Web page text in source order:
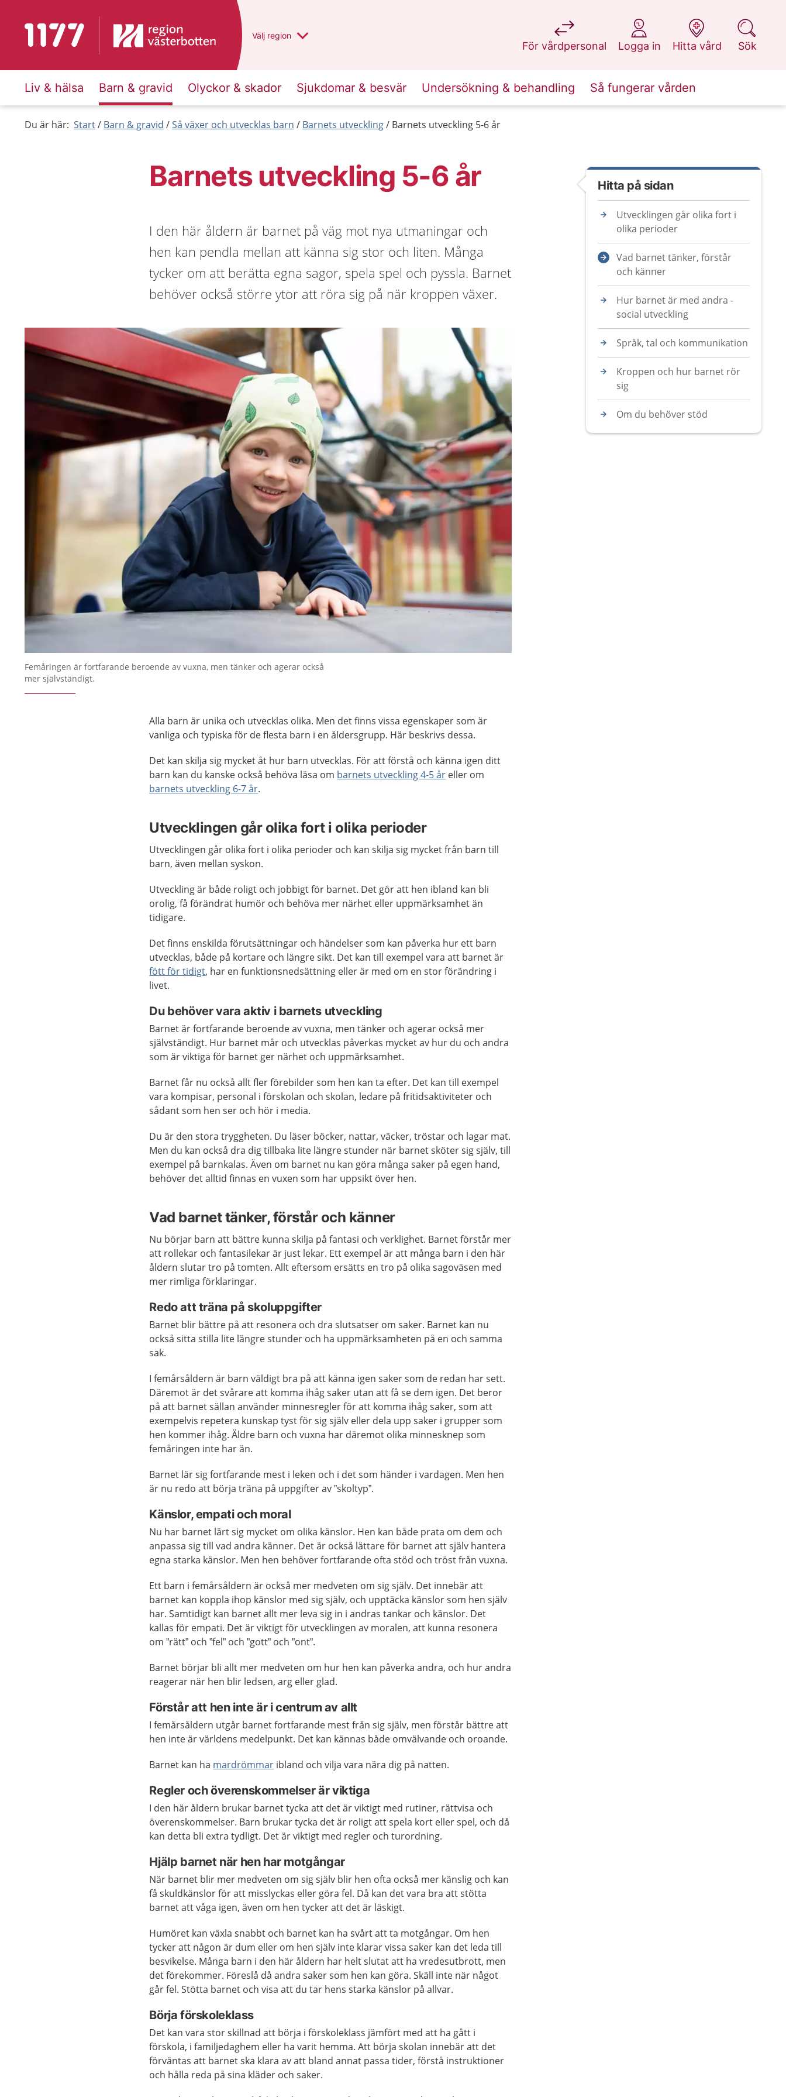
Till startsidan för 1177 Du har valt region
Välj en annan
region
För vårdpersonal
på 1177.se
Logga in
på 1177.se
Hitta vård
på 1177.se
Sök
på 1177.se
Liv & hälsa Barn & gravid Olyckor & skador Sjukdomar & besvär Undersökning & behandling Så fungerar vården
Du är här: Start Barn & gravid Så växer och utvecklas barn Barnets utveckling Barnets utveckling 5-6 år
Barnets utveckling 5-6 år
I den här åldern är barnet på väg mot nya utmaningar och
hen kan pendla mellan att känna sig stor och liten. Många
tycker om att berätta egna sagor, spela spel och pyssla. Barnet
behöver också större ytor att röra sig på när kroppen växer.
Femåringen är fortfarande beroende av vuxna, men tänker och agerar också
mer självständigt.
Alla barn är unika och utvecklas olika. Men det finns vissa egenskaper som är
vanliga och typiska för de flesta barn i en åldersgrupp. Här beskrivs dessa.
Det kan skilja sig mycket åt hur barn utvecklas. För att förstå och känna igen ditt
barn kan du kanske också behöva läsa om barnets utveckling 4-5 år eller om
barnets utveckling 6-7 år.
Utvecklingen går olika fort i olika perioder
Utvecklingen går olika fort i olika perioder och kan skilja sig mycket från barn till
barn, även mellan syskon.
Utveckling är både roligt och jobbigt för barnet. Det gör att hen ibland kan bli
orolig, få förändrat humör och behöva mer närhet eller uppmärksamhet än
tidigare.
Det finns enskilda förutsättningar och händelser som kan påverka hur ett barn
utvecklas, både på kortare och längre sikt. Det kan till exempel vara att barnet är
fött för tidigt, har en funktionsnedsättning eller är med om en stor förändring i
livet.
Du behöver vara aktiv i barnets utveckling
Barnet är fortfarande beroende av vuxna, men tänker och agerar också mer
självständigt. Hur barnet mår och utvecklas påverkas mycket av hur du och andra
som är viktiga för barnet ger närhet och uppmärksamhet.
Barnet får nu också allt fler förebilder som hen kan ta efter. Det kan till exempel
vara kompisar, personal i förskolan och skolan, ledare på fritidsaktiviteter och
sådant som hen ser och hör i media.
Du är den stora tryggheten. Du läser böcker, nattar, väcker, tröstar och lagar mat.
Men du kan också dra dig tillbaka lite längre stunder när barnet sköter sig själv, till
exempel på barnkalas. Även om barnet nu kan göra många saker på egen hand,
behöver det alltid finnas en vuxen som har uppsikt över hen.
Vad barnet tänker, förstår och känner
Nu börjar barn att bättre kunna skilja på fantasi och verklighet. Barnet förstår mer
att rollekar och fantasilekar är just lekar. Ett exempel är att många barn i den här
åldern slutar tro på tomten. Allt eftersom ersätts en tro på olika sagoväsen med
mer rimliga förklaringar.
Redo att träna på skoluppgifter
Barnet blir bättre på att resonera och dra slutsatser om saker. Barnet kan nu
också sitta stilla lite längre stunder och ha uppmärksamheten på en och samma
sak.
I femårsåldern är barn väldigt bra på att känna igen saker som de redan har sett.
Däremot är det svårare att komma ihåg saker utan att få se dem igen. Det beror
på att barnet sällan använder minnesregler för att komma ihåg saker, som att
exempelvis repetera kunskap tyst för sig själv eller dela upp saker i grupper som
hen kommer ihåg. Äldre barn och vuxna har däremot olika minnesknep som
femåringen inte har än.
Barnet lär sig fortfarande mest i leken och i det som händer i vardagen. Men hen
är nu redo att börja träna på uppgifter av ”skoltyp”.
Känslor, empati och moral
Nu har barnet lärt sig mycket om olika känslor. Hen kan både prata om dem och
anpassa sig till vad andra känner. Det är också lättare för barnet att själv hantera
egna starka känslor. Men hen behöver fortfarande ofta stöd och tröst från vuxna.
Ett barn i femårsåldern är också mer medveten om sig själv. Det innebär att
barnet kan koppla ihop känslor med sig själv, och upptäcka känslor som hen själv
har. Samtidigt kan barnet allt mer leva sig in i andras tankar och känslor. Det
kallas för empati. Det är viktigt för utvecklingen av moralen, att kunna resonera
om ”rätt” och ”fel” och ”gott” och ”ont”.
Barnet börjar bli allt mer medveten om hur hen kan påverka andra, och hur andra
reagerar när hen blir ledsen, arg eller glad.
Förstår att hen inte är i centrum av allt
I femårsåldern utgår barnet fortfarande mest från sig själv, men förstår bättre att
hen inte är världens medelpunkt. Det kan kännas både omvälvande och oroande.
Barnet kan ha mardrömmar ibland och vilja vara nära dig på natten.
Regler och överenskommelser är viktiga
I den här åldern brukar barnet tycka att det är viktigt med rutiner, rättvisa och
överenskommelser. Barn brukar tycka det är roligt att spela kort eller spel, och då
kan detta bli extra tydligt. Det är viktigt med regler och turordning.
Hjälp barnet när hen har motgångar
När barnet blir mer medveten om sig själv blir hen ofta också mer känslig och kan
få skuldkänslor för att misslyckas eller göra fel. Då kan det vara bra att stötta
barnet att våga igen, även om hen tycker att det är läskigt.
Humöret kan växla snabbt och barnet kan ha svårt att ta motgångar. Om hen
tycker att någon är dum eller om hen själv inte klarar vissa saker kan det leda till
besvikelse. Många barn i den här åldern har helt slutat att ha vredesutbrott, men
det förekommer. Föreslå då andra saker som hen kan göra. Skäll inte när något
går fel. Stötta barnet och visa att du tar hens starka känslor på allvar.
Börja förskoleklass
Det kan vara stor skillnad att börja i förskoleklass jämfört med att ha gått i
förskola, i familjedaghem eller ha varit hemma. Att börja skolan innebär att det
förväntas att barnet ska klara av att bland annat passa tider, förstå instruktioner
och hålla reda på sina kläder och saker.
Hitta på sidan
Utvecklingen går olika fort i
olika perioder
Vad barnet tänker, förstår
och känner
Hur barnet är med andra -
social utveckling
Språk, tal och kommunikation
Kroppen och hur barnet rör
sig
Om du behöver stöd